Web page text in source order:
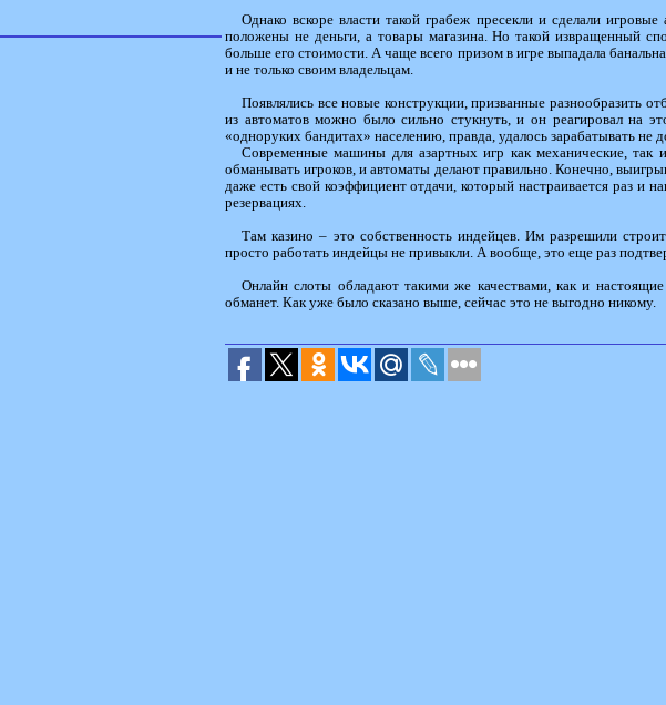
Однако вскоре власти такой грабеж пресекли и сделали
положены не деньги, а товары магазина. Но такой извращенный
больше его стоимости. А чаще всего призом в игре выпадала
и не только своим владельцам.
Появлялись все новые конструкции, призванные разнообразить
из автоматов можно было сильно стукнуть, и он реагировал на
«одноруких бандитах» населению, правда, удалось зарабатывать не
Современные машины для азартных игр как механические, так
обманывать игроков, и автоматы делают правильно. Конечно,
даже есть свой коэффициент отдачи, который настраивается раз и
резервациях.
Там казино – это собственность индейцев. Им разрешили
просто работать индейцы не привыкли. А вообще, это еще раз
Онлайн слоты обладают такими же качествами, как и
обманет. Как уже было сказано выше, сейчас это не выгодно никому.